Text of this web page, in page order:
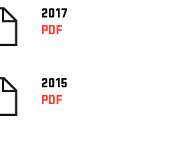
2017
PDF
2015
PDF